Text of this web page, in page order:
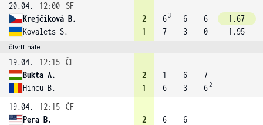
20.04.
12:00
SF
Krejčíková B.
Kovalets S.
2
1
6 3
7
6
3
6
0
1.67
1.95
čtvrtfinále
19.04. 12:15 ČF
Bukta A.
Hincu B.
2
1
1
6
6
3
7
62
19.04. 12:15 ČF
Pera B.
2
6
6